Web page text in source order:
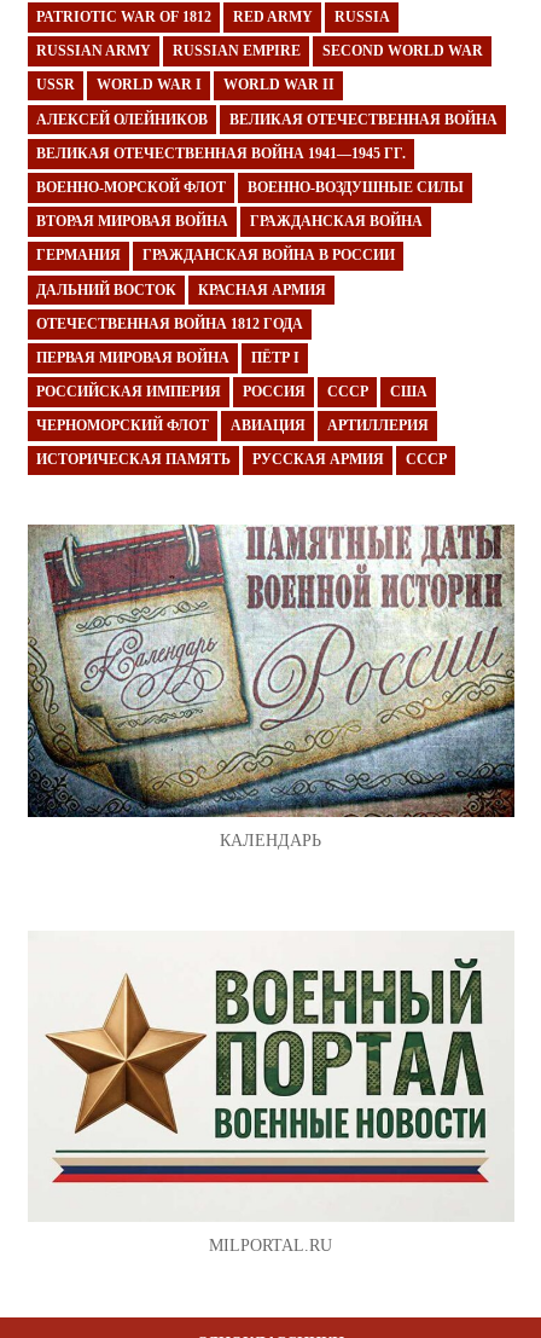
PATRIOTIC WAR OF 1812 RED ARMY RUSSIA
RUSSIAN ARMY RUSSIAN EMPIRE SECOND WORLD WAR
USSR WORLD WAR I WORLD WAR II
АЛЕКСЕЙ ОЛЕЙНИКОВ ВЕЛИКАЯ ОТЕЧЕСТВЕННАЯ ВОЙНА
ВЕЛИКАЯ ОТЕЧЕСТВЕННАЯ ВОЙНА 1941—1945 ГГ.
ВОЕННО-МОРСКОЙ ФЛОТ ВОЕННО-ВОЗДУШНЫЕ СИЛЫ
ВТОРАЯ МИРОВАЯ ВОЙНА ГРАЖДАНСКАЯ ВОЙНА
ГЕРМАНИЯ ГРАЖДАНСКАЯ ВОЙНА В РОССИИ
ДАЛЬНИЙ ВОСТОК КРАСНАЯ АРМИЯ
ОТЕЧЕСТВЕННАЯ ВОЙНА 1812 ГОДА
ПЕРВАЯ МИРОВАЯ ВОЙНА ПЁТР I
РОССИЙСКАЯ ИМПЕРИЯ РОССИЯ СССР США
ЧЕРНОМОРСКИЙ ФЛОТ АВИАЦИЯ АРТИЛЛЕРИЯ
ИСТОРИЧЕСКАЯ ПАМЯТЬ РУССКАЯ АРМИЯ СССР
КАЛЕНДАРЬ
MILPORTAL.RU